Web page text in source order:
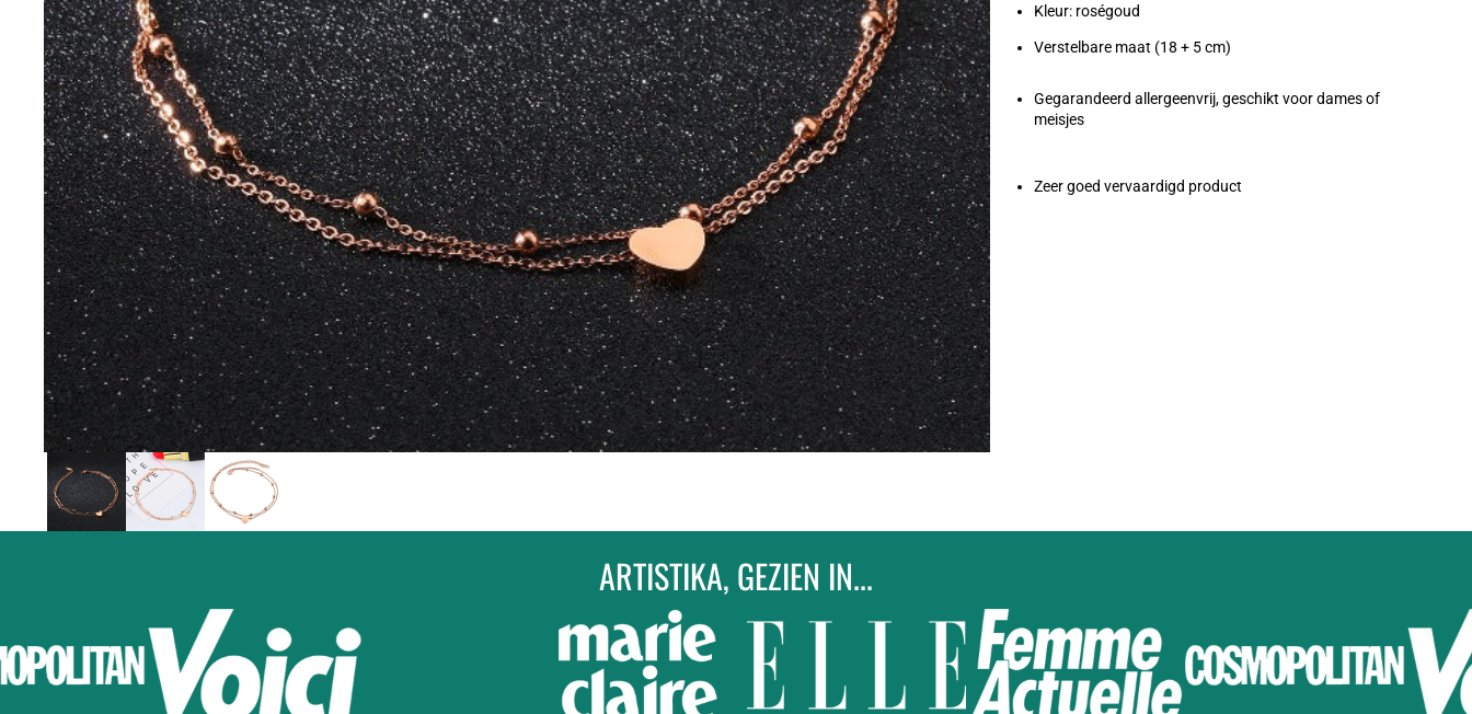
Kleur: roségoud
Verstelbare maat (18 + 5 cm)
Gegarandeerd allergeenvrij, geschikt voor dames of
meisjes
Zeer goed vervaardigd product
ARTISTIKA, GEZIEN IN...